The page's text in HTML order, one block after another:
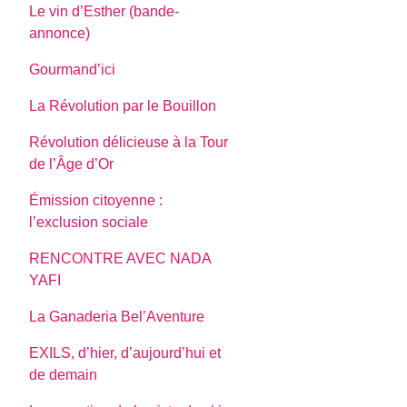
Le vin d’Esther (bande-
annonce)
Gourmand’ici
La Révolution par le Bouillon
Révolution délicieuse à la Tour
de l’Âge d’Or
Émission citoyenne :
l’exclusion sociale
RENCONTRE AVEC NADA
YAFI
La Ganaderia Bel’Aventure
EXILS, d’hier, d’aujourd’hui et
de demain